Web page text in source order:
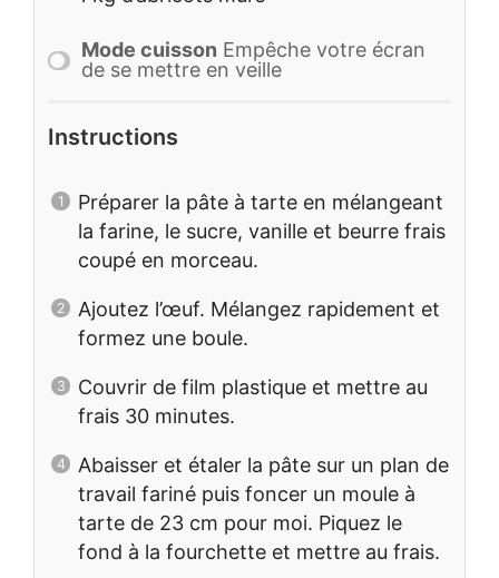
Mode cuisson Empêche votre écran
de se mettre en veille
Instructions
Préparer la pâte à tarte en mélangeant
la farine, le sucre, vanille et beurre frais
coupé en morceau.
Ajoutez l’œuf. Mélangez rapidement et
formez une boule.
Couvrir de film plastique et mettre au
frais 30 minutes.
Abaisser et étaler la pâte sur un plan de
travail fariné puis foncer un moule à
tarte de 23 cm pour moi. Piquez le
fond à la fourchette et mettre au frais.